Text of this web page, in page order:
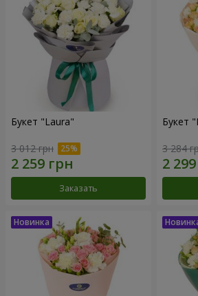
Букет "Laura"
3 012 грн
Заказать
Букет
3 284